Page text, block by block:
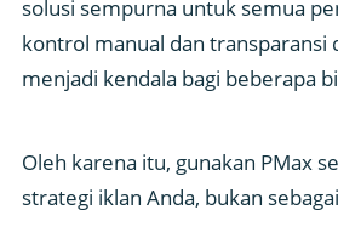
solusi sempurna untuk semua
kontrol manual dan transparansi
menjadi kendala bagi beberapa
Oleh karena itu, gunakan PMax
strategi iklan Anda, bukan